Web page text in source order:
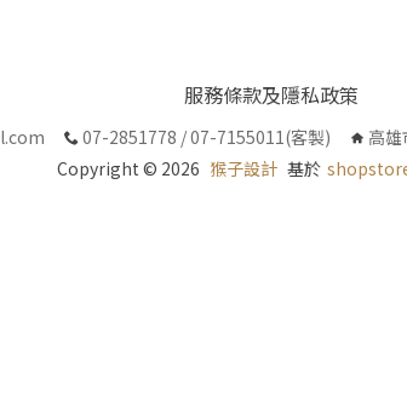
服務條款及隱私政策
07-2851778 / 07-7155011(客製) 高
Copyright © 2026 猴子設計 基於